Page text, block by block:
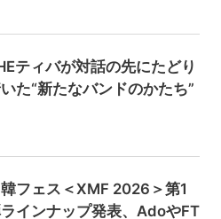
ティバが対話の先にたどり
た“新たなバンドのかたち”
韓フェス＜XMF 2026＞第1
インナップ発表、AdoやFT